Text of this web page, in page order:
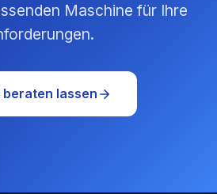
Maschine für Ihre
lassen